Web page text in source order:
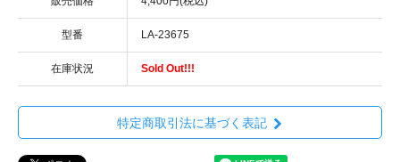
型番 LA-23675
在庫状況 Sold Out!!!
特定商取引法に基づく表記